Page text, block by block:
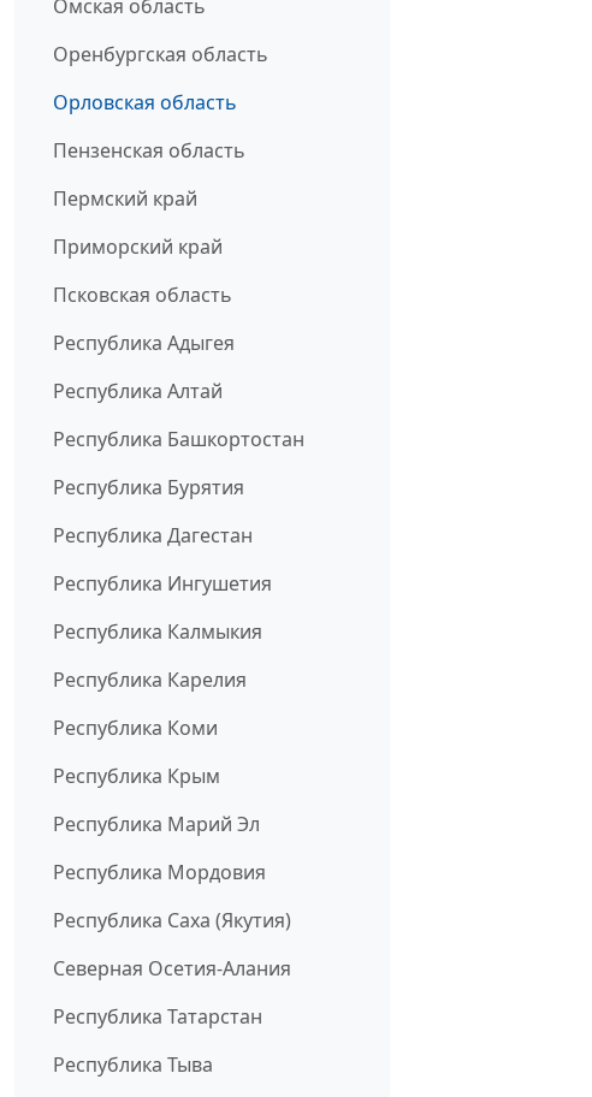
Омская область
Оренбургская область
Орловская область
Пензенская область
Пермский край
Приморский край
Псковская область
Республика Адыгея
Республика Алтай
Республика Башкортостан
Республика Бурятия
Республика Дагестан
Республика Ингушетия
Республика Калмыкия
Республика Карелия
Республика Коми
Республика Крым
Республика Марий Эл
Республика Мордовия
Республика Саха (Якутия)
Северная Осетия-Алания
Республика Татарстан
Республика Тыва